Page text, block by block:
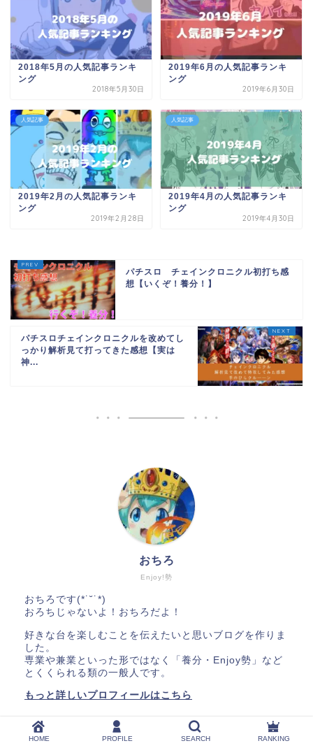
2018年5月の人気記事ランキ
ング
2018年5月30日
2019年6月の人気記事ランキ
ング
2019年6月30日
人気記事
2019年2月の人気記事ランキ
ング
2019年2月28日
人気記事
2019年4月の人気記事ランキ
ング
2019年4月30日
パチスロ チェインクロニクル初打ち感
想【いくぞ！養分！】
パチスロチェインクロニクルを改めてし
っかり解析見て打ってきた感想【実は
神...
Enjoy!勢
おちろ
おちろです(*˙˘˙*)
おろちじゃないよ！おちろだよ！
好きな台を楽しむことを伝えたいと思いブログを作りま
した。
専業や兼業といった形ではなく「養分・Enjoy勢」など
とくくられる類の一般人です。
もっと詳しいプロフィールはこちら
初めてこのブログに来てくれた方へ▼
★初めての人用に１０記事用意しました★
HOME PROFILE SEARCH RANKING